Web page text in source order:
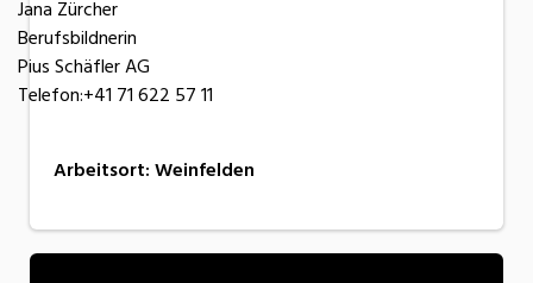
Jana Zürcher
Berufsbildnerin
Pius Schäfler AG
Telefon:+41 71 622 57 11
Arbeitsort:Weinfelden